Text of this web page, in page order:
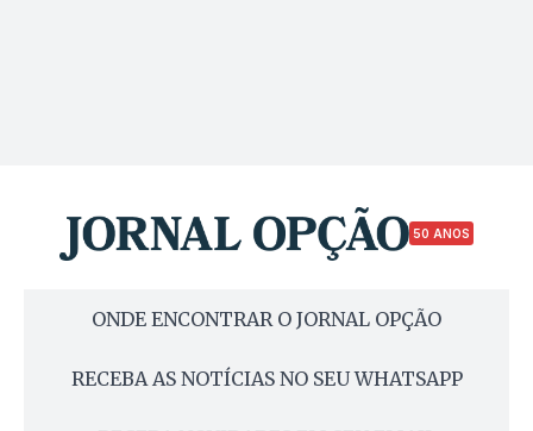
50 ANOS
ONDE ENCONTRAR O JORNAL OPÇÃO
RECEBA AS NOTÍCIAS NO SEU WHATSAPP